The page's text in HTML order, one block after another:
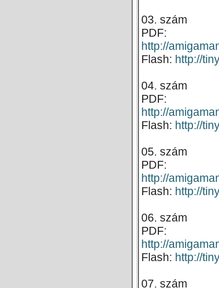
03. szám
PDF:
http://
Flash: http://
04. szám
PDF:
http://
Flash: http://
05. szám
PDF:
http://
Flash: http://
06. szám
PDF:
http://
Flash: http://
07. szám